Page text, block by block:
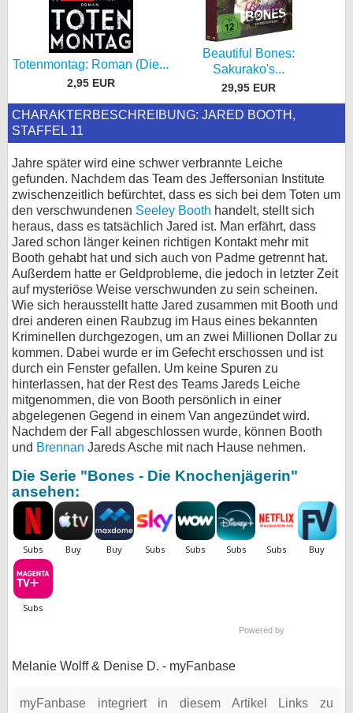
Totenmontag: Roman (Die...
2,95 EUR
Beautiful Bones:
Sakurako's...
29,95 EUR
CHARAKTERBESCHREIBUNG: JARED BOOTH,
STAFFEL 11
Jahre später wird eine schwer verbrannte Leiche
gefunden. Nachdem das Team des Jeffersonian Institute
zwischenzeitlich befürchtet, dass es sich bei dem Toten um
den verschwundenen Seeley Booth handelt, stellt sich
heraus, dass es tatsächlich Jared ist. Man erfährt, dass
Jared schon länger keinen richtigen Kontakt mehr mit
Booth gehabt hat und sich auch von Padme getrennt hat.
Außerdem hatte er Geldprobleme, die jedoch in letzter Zeit
auf mysteriöse Weise verschwunden zu sein scheinen.
Wie sich herausstellt hatte Jared zusammen mit Booth und
drei anderen einen Raubzug im Haus eines bekannten
Kriminellen durchgezogen, um an zwei Millionen Dollar zu
kommen. Dabei wurde er im Gefecht erschossen und ist
durch ein Fenster gefallen. Um keine Spuren zu
hinterlassen, hat der Rest des Teams Jareds Leiche
mitgenommen, die von Booth persönlich in einer
abgelegenen Gegend in einem Van angezündet wird.
Nachdem der Fall abgeschlossen wurde, können Booth
und Brennan Jareds Asche mit nach Hause nehmen.
Die Serie "Bones - Die Knochenjägerin"
ansehen:
Powered by
Melanie Wolff & Denise D. - myFanbase
myFanbase integriert in diesem Artikel Links zu